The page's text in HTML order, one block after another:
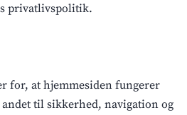
privatlivspolitik.
for, at hjemmesiden fungerer
til sikkerhed, navigation og